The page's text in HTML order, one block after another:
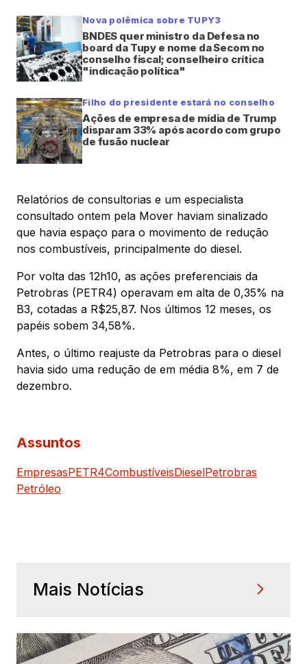
Nova polêmica sobre TUPY3
BNDES quer ministro da Defesa no
board da Tupy e nome da Secom no
conselho fiscal; conselheiro crítica
"indicação política"
Filho do presidente estará no conselho
Ações de empresa de mídia de Trump
disparam 33% após acordo com grupo
de fusão nuclear
Relatórios de consultorias e um especialista
consultado ontem pela Mover haviam sinalizado
que havia espaço para o movimento de redução
nos combustíveis, principalmente do diesel.
Por volta das 12h10, as ações preferenciais da
Petrobras (PETR4) operavam em alta de 0,35% na
B3, cotadas a R$25,87. Nos últimos 12 meses, os
papéis sobem 34,58%.
Antes, o último reajuste da Petrobras para o diesel
havia sido uma redução de em média 8%, em 7 de
dezembro.
Assuntos
EmpresasPETR4CombustíveisDieselPetrobras
Petróleo
Mais Notícias